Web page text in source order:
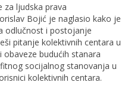
za ljudska prava
Bojić je naglasio kako je
odlučnost i postojanje
pitanje kolektivnih centara u
budućih stanara
socijalnog stanovanja u
kolektivnih centara.